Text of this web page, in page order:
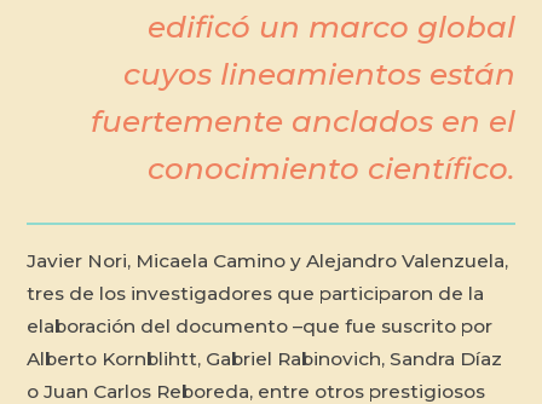
edificó un marco global
cuyos lineamientos están
fuertemente anclados en el
conocimiento científico.
Javier Nori, Micaela Camino y Alejandro Valenzuela,
tres de los investigadores que participaron de la
elaboración del documento –que fue suscrito por
Alberto Kornblihtt, Gabriel Rabinovich, Sandra Díaz
o Juan Carlos Reboreda, entre otros prestigiosos